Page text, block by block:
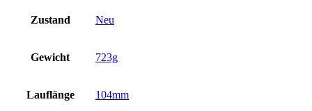
Zustand Neu
Gewicht 723g
Lauflänge 104mm